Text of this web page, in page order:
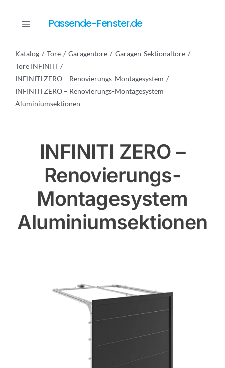
Toggle
Dienstleistungen
Passende-Fenster.de
Katalog Tore Garagentore
Garagen-Sektionaltore
Tore INFINITI
INFINITI ZERO – Renovierungs-Montagesystem
INFINITI ZERO – Renovierungs-Montagesystem
Aluminiumsektionen
INFINITI ZERO –
Renovierungs-
Montagesystem
Aluminiumsektionen